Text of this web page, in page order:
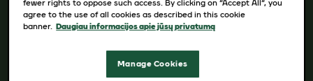
tavo namuose. Atveria neribotas skonių
galimybes. Ką sukursi tu? Daugiau puikių
receptų rasitečia.
fewer rights to oppose such access. By clicking on “Accept All”, you
agree to the use of all cookies as described in this cookie
banner. Daugiau informacijos apie jūsų privatumą
Manage Cookies